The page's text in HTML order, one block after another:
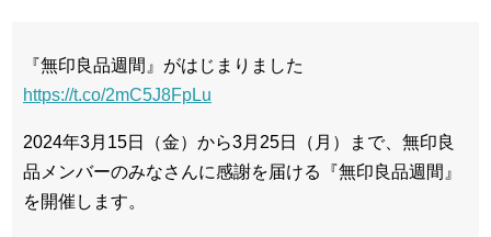
『無印良品週間』がはじまりました
https://t.co/2mC5J8FpLu
2024年3月15日（金）から3月25日（月）まで、無印良
品メンバーのみなさんに感謝を届ける『無印良品週間』
を開催します。